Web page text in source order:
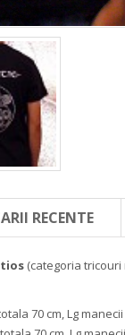
RECENTE
(categoria tricouri
70 cm, Lg manecii